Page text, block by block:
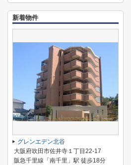
新着物件
グレンエデン北谷
大阪府吹田市佐井寺１丁目22-17
阪急千里線「南千里」駅 徒歩18分